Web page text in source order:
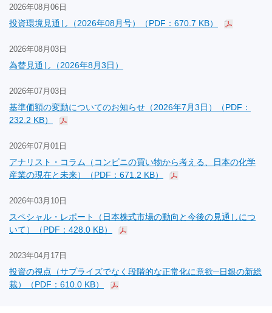
2026年08月06日
投資環境見通し（2026年08月号）（PDF：670.7 KB）
2026年08月03日
為替見通し（2026年8月3日）
2026年07月03日
基準価額の変動についてのお知らせ（2026年7月3日）（PDF：
232.2 KB）
2026年07月01日
アナリスト・コラム（コンビニの買い物から考える、日本の化学
産業の現在と未来）（PDF：671.2 KB）
2026年03月10日
スペシャル・レポート（日本株式市場の動向と今後の見通しにつ
いて）（PDF：428.0 KB）
2023年04月17日
投資の視点（サプライズでなく段階的な正常化に意欲─日銀の新総
裁）（PDF：610.0 KB）